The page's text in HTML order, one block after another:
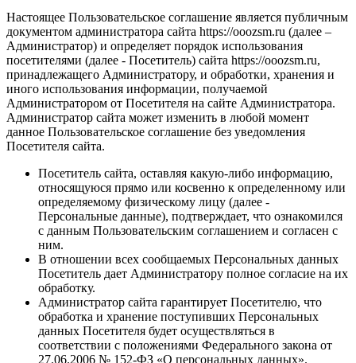
Настоящее Пользовательское соглашение является публичным
документом администратора сайта https://ooozsm.ru (далее –
Администратор) и определяет порядок использования
посетителями (далее - Посетитель) сайта https://ooozsm.ru,
принадлежащего Администратору, и обработки, хранения и
иного использования информации, получаемой
Администратором от Посетителя на сайте Администратора.
Администратор сайта может изменить в любой момент
данное Пользовательское соглашение без уведомления
Посетителя сайта.
Посетитель сайта, оставляя какую-либо информацию,
относящуюся прямо или косвенно к определенному или
определяемому физическому лицу (далее -
Персональные данные), подтверждает, что ознакомился
с данным Пользовательским соглашением и согласен с
ним.
В отношении всех сообщаемых Персональных данных
Посетитель дает Администратору полное согласие на их
обработку.
Администратор сайта гарантирует Посетителю, что
обработка и хранение поступивших Персональных
данных Посетителя будет осуществляться в
соответствии с положениями Федерального закона от
27.06.2006 № 152-ФЗ «О персональных данных».